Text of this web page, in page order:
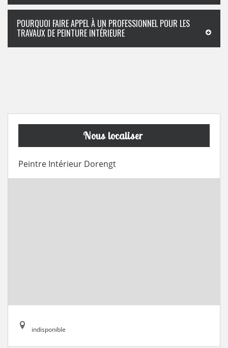
POURQUOI FAIRE APPEL À UN PROFESSIONNEL POUR LES
TRAVAUX DE PEINTURE INTÉRIEURE
Nous localiser
Peintre Intérieur Dorengt
indisponible